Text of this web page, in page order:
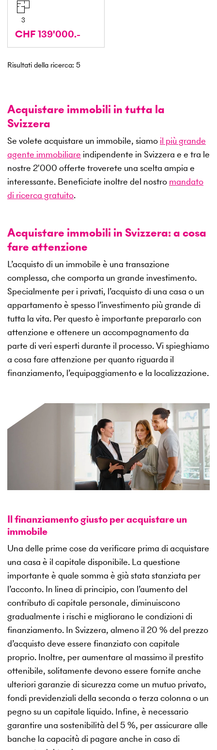
3
CHF 139'000.-
Risultati della ricerca: 5
Acquistare immobili in tutta la
Svizzera
Se volete acquistare un immobile, siamo il più grande
agente immobiliare indipendente in Svizzera e e tra le
nostre 2'000 offerte troverete una scelta ampia e
interessante. Beneficiate inoltre del nostro mandato
di ricerca gratuito.
Acquistare immobili in Svizzera: a cosa
fare attenzione
L’acquisto di un immobile è una transazione
complessa, che comporta un grande investimento.
Specialmente per i privati, l’acquisto di una casa o un
appartamento è spesso l’investimento più grande di
tutta la vita. Per questo è importante prepararlo con
attenzione e ottenere un accompagnamento da
parte di veri esperti durante il processo. Vi spieghiamo
a cosa fare attenzione per quanto riguarda il
finanziamento, l’equipaggiamento e la localizzazione.
Il finanziamento giusto per acquistare un
immobile
Una delle prime cose da verificare prima di acquistare
una casa è il capitale disponibile. La questione
importante è quale somma è già stata stanziata per
l’acconto. In linea di principio, con l’aumento del
contributo di capitale personale, diminuiscono
gradualmente i rischi e migliorano le condizioni di
finanziamento. In Svizzera, almeno il 20 % del prezzo
d’acquisto deve essere finanziato con capitale
proprio. Inoltre, per aumentare al massimo il prestito
ottenibile, solitamente devono essere fornite anche
ulteriori garanzie di sicurezza come un mutuo privato,
fondi previdenziali della seconda o terza colonna o un
pegno su un capitale liquido. Infine, è necessario
garantire una sostenibilità del 5 %, per assicurare alle
banche la capacità di pagare anche in caso di